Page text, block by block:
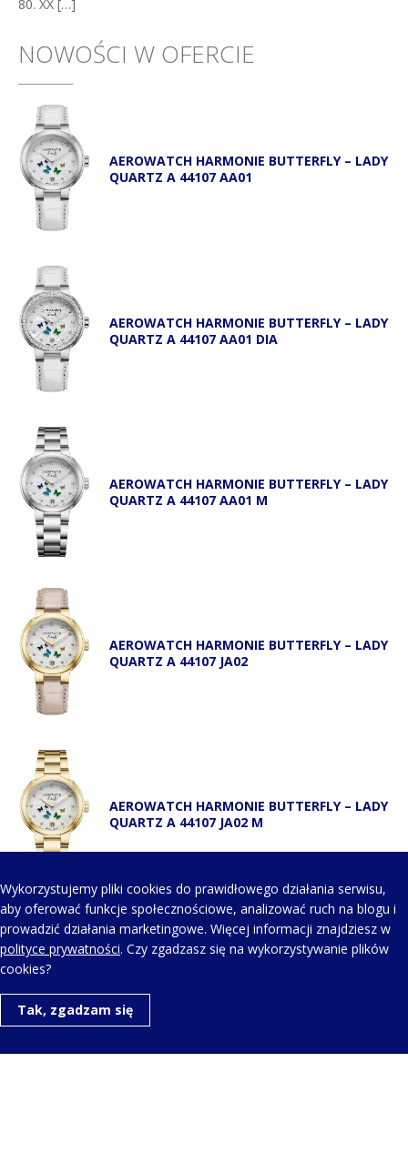
80. XX […]
NOWOŚCI W OFERCIE
AEROWATCH HARMONIE BUTTERFLY – LADY
QUARTZ A 44107 AA01
AEROWATCH HARMONIE BUTTERFLY – LADY
QUARTZ A 44107 AA01 DIA
AEROWATCH HARMONIE BUTTERFLY – LADY
QUARTZ A 44107 AA01 M
AEROWATCH HARMONIE BUTTERFLY – LADY
QUARTZ A 44107 JA02
AEROWATCH HARMONIE BUTTERFLY – LADY
QUARTZ A 44107 JA02 M
KONTAKT Z NAMI
Telefon kontaktowy:
+48 123 454 514
Wykorzystujemy pliki cookies do prawidłowego działania serwisu,
aby oferować funkcje społecznościowe, analizować ruch na blogu i
prowadzić działania marketingowe. Więcej informacji znajdziesz w
polityce prywatności. Czy zgadzasz się na wykorzystywanie plików
cookies?
Tak, zgadzam się